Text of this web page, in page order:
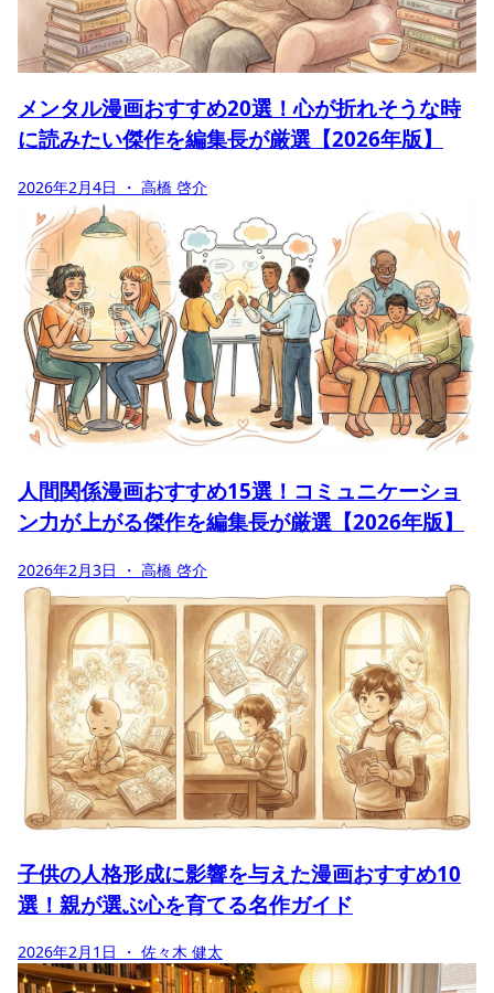
メンタル漫画おすすめ20選！心が折れそうな時
に読みたい傑作を編集長が厳選【2026年版】
2026年2月4日 ・ 高橋 啓介
人間関係漫画おすすめ15選！コミュニケーショ
ン力が上がる傑作を編集長が厳選【2026年版】
2026年2月3日 ・ 高橋 啓介
子供の人格形成に影響を与えた漫画おすすめ10
選！親が選ぶ心を育てる名作ガイド
2026年2月1日 ・ 佐々木 健太